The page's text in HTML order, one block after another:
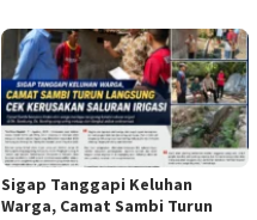
Sigap Tanggapi Keluhan
Warga, Camat Sambi Turun